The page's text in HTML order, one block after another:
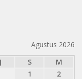
Agustus 2026
J S
M
1
2